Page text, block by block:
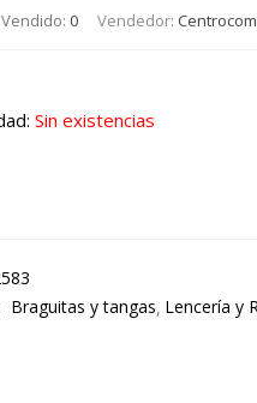
Vendido: 0 Vendedor:
Sin existencias
Braguitas y tangas Lencería y